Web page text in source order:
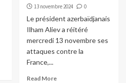
13 novembre 2024 0
Le président azerbaïdjanais
Ilham Aliev a réitéré
mercredi 13 novembre ses
attaques contre la
France,...
Read More